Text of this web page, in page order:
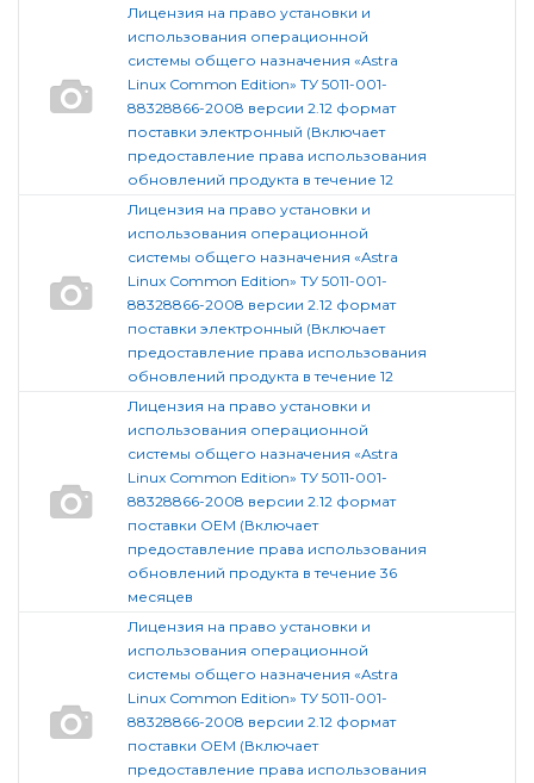
Лицензия на право установки и
использования операционной
системы общего назначения «Astra
Linux Common Edition» ТУ 5011-001-
88328866-2008 версии 2.12 формат
поставки электронный (Включает
предоставление права использования
обновлений продукта в течение 12
Лицензия на право установки и
использования операционной
системы общего назначения «Astra
Linux Common Edition» ТУ 5011-001-
88328866-2008 версии 2.12 формат
поставки электронный (Включает
предоставление права использования
обновлений продукта в течение 12
Лицензия на право установки и
использования операционной
системы общего назначения «Astra
Linux Common Edition» ТУ 5011-001-
88328866-2008 версии 2.12 формат
поставки OEM (Включает
предоставление права использования
обновлений продукта в течение 36
месяцев
Лицензия на право установки и
использования операционной
системы общего назначения «Astra
Linux Common Edition» ТУ 5011-001-
88328866-2008 версии 2.12 формат
поставки OEM (Включает
предоставление права использования